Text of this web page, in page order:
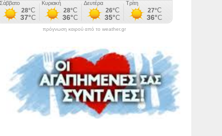
πρόγνωση καιρού από το weather.gr